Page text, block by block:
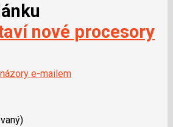
nové procesory
e-mailem